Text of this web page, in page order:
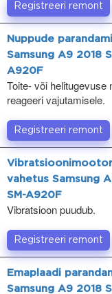
Registreeri remont
Nuppude
Samsung A9 2018
A920F
Toite- või helitugevuse
reageeri vajutamisele.
Registreeri remont
vahetus Samsung
SM-A920F
Vibratsioon puudub.
Registreeri remont
Emaplaadi
Samsung A9 2018